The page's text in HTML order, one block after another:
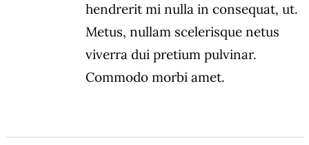
hendrerit mi nulla in consequat, ut.
Metus, nullam scelerisque netus
viverra dui pretium pulvinar.
Commodo morbi amet.